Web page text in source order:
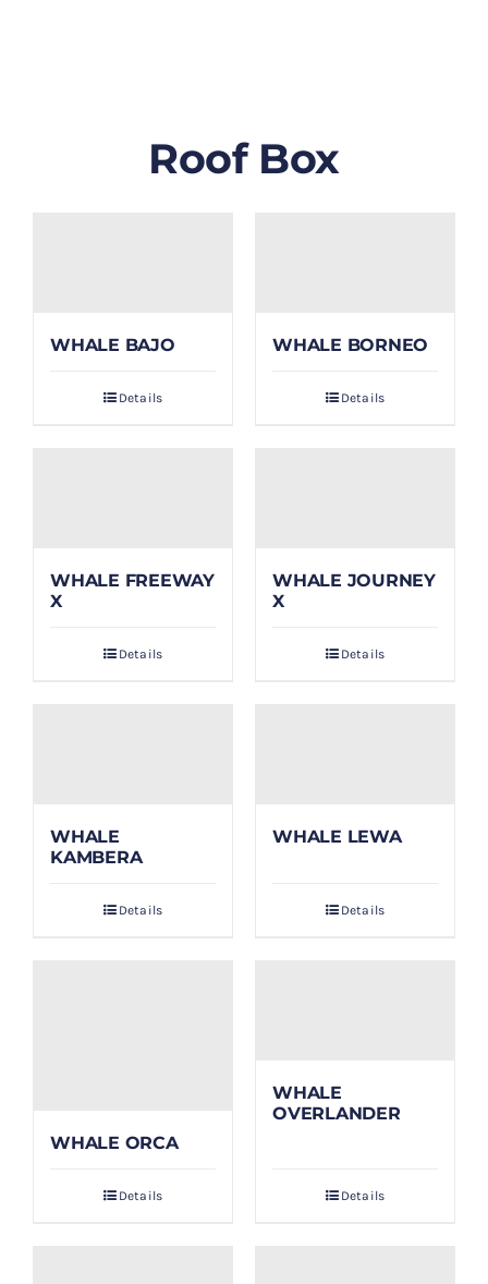
PAYMENT
Roof Box
WHALE BAJO
Details
WHALE BORNEO
Details
WHALE FREEWAY
X
Details
WHALE JOURNEY
X
Details
WHALE
KAMBERA
Details
WHALE LEWA
Details
WHALE ORCA
Details
WHALE
OVERLANDER
Details